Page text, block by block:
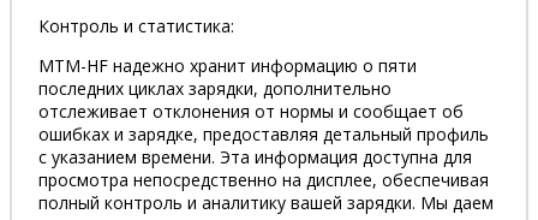
Контроль и статистика:
MTM-HF надежно хранит информацию о пяти
последних циклах зарядки, дополнительно
отслеживает отклонения от нормы и сообщает об
ошибках и зарядке, предоставляя детальный профиль
с указанием времени. Эта информация доступна для
просмотра непосредственно на дисплее, обеспечивая
полный контроль и аналитику вашей зарядки. Мы даем